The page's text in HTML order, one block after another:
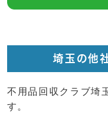
埼玉の他
不用品回収クラブ埼
す。